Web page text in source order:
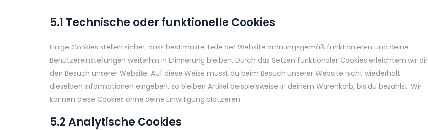
5.1 Technische oder funktionelle Cookies
Einige Cookies stellen sicher, dass bestimmte Teile der Website ordnungsgemäß funktionieren und deine
Benutzereinstellungen weiterhin in Erinnerung bleiben. Durch das Setzen funktionaler Cookies erleichtern wir dir
den Besuch unserer Website. Auf diese Weise musst du beim Besuch unserer Website nicht wiederholt
dieselben Informationen eingeben, so bleiben Artikel beispielsweise in deinem Warenkorb, bis du bezahlst. Wir
können diese Cookies ohne deine Einwilligung platzieren.
5.2 Analytische Cookies